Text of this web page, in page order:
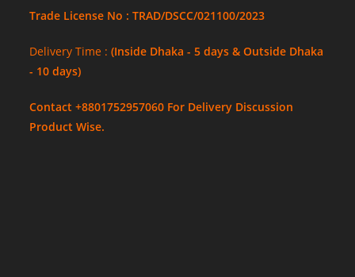
Trade License No : TRAD/DSCC/021100/2023
Delivery Time :(Inside Dhaka - 5 days & Outside Dhaka
- 10 days)
Contact +8801752957060 For Delivery Discussion
Product Wise.